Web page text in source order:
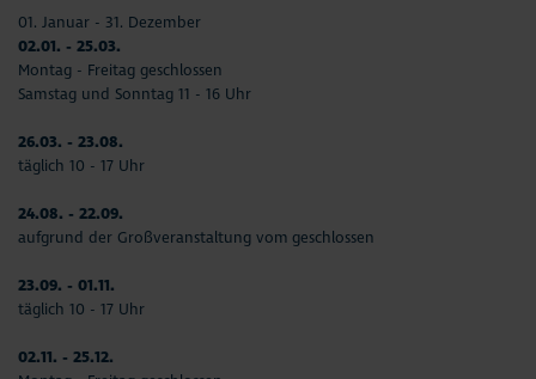
01. Januar - 31. Dezember
02.01. - 25.03.
Montag - Freitag geschlossen
Samstag und Sonntag 11 - 16 Uhr
26.03. - 23.08.
täglich 10 - 17 Uhr
24.08. - 22.09.
aufgrund der Großveranstaltung vom geschlossen
23.09. - 01.11.
täglich 10 - 17 Uhr
02.11. - 25.12.